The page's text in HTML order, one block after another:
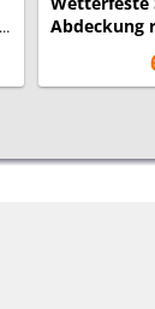
Abdeckung
Lounge Set,